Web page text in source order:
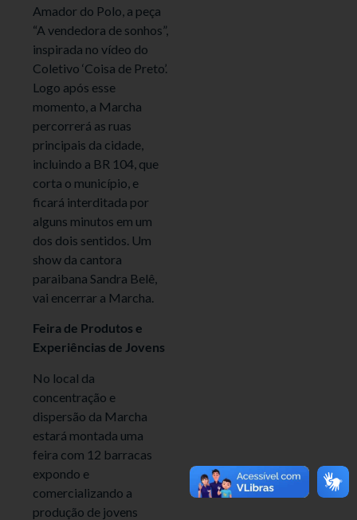
Amador do Polo, a peça
“A vendedora de sonhos”,
inspirada no vídeo do
Coletivo ‘Coisa de Preto’.
Logo após esse
momento, a Marcha
percorrerá as ruas
principais da cidade,
incluindo a BR 104, que
corta o município, e
ficará interditada por
alguns minutos em um
dos dois sentidos. Um
show da cantora
paraibana Sandra Belê,
vai encerrar a Marcha.
Feira de Produtos e
Experiências de Jovens
No local da
concentração e
dispersão da Marcha
estará montada uma
feira com 12 barracas
expondo e
comercializando a
produção de jovens